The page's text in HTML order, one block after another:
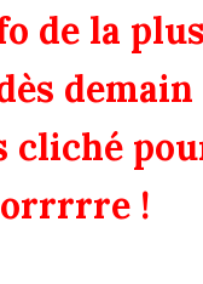
de la
demain
cliché
!